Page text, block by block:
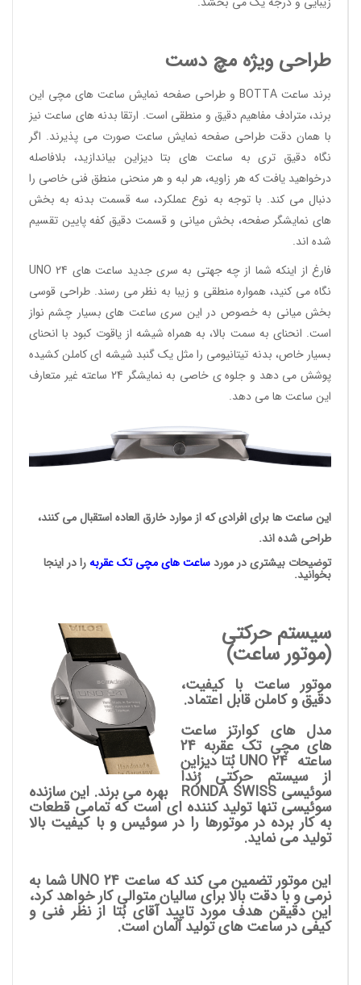
طراحی ویژه مچ دست
برند ساعت BOTTA و طراحی صفحه نمایش ساعت های مچی این
برند، مترادف مفاهیم دقیق و منطقی است. ارتقا بدنه های ساعت نیز
با همان دقت طراحی صفحه نمایش ساعت صورت می پذیرند. اگر
نگاه دقیق تری به ساعت های بتا دیزاین بیاندازید، بلافاصله
درخواهید یافت که هر زاویه، هر لبه و هر منحنی منطق فنی خاصی را
دنبال می کند. با توجه به نوع عملکرد، سه قسمت بدنه به بخش
های نمایشگر صفحه، بخش میانی و قسمت دقیق کفه پایین تقسیم
شده اند.
فارغ از اینکه شما از چه جهتی به سری جدید ساعت های UNO 24
نگاه می کنید، همواره منطقی و زیبا به نظر می رسند. طراحی قوسی
بخش میانی به خصوص در این سری ساعت های بسیار چشم نواز
است. انحنای به سمت بالا، به همراه شیشه از یاقوت کبود با انحنای
بسیار خاص، بدنه تیتانیومی را مثل یک گنبد شیشه ای کاملن کشیده
پوشش می دهد و جلوه ی خاصی به نمایشگر 24 ساعته غیر متعارف
این ساعت ها می دهد.
این ساعت ها برای افرادی که از موارد خارق العاده استقبال می کنند،
طراحی شده اند.
توضیحات بیشتری در موردساعت های مچی تک عقربهرا در اینجا
بخوانید.
سیستم حرکتی
(موتور ساعت)
موتور ساعت با کیفیت،
دقیق و کاملن قابل اعتماد.
مدل های کوارتز ساعت
های مچی تک عقربه 24
ساعته UNO 24 بُتا دیزاین
از سیستم حرکتی رُندا
سوئیسی RONDA SWISS بهره می برند. این سازنده
سوئیسی تنها تولید کننده ای است که تمامی قطعات
به کار برده در موتورها را در سوئیس و با کیفیت بالا
تولید می نماید.
این موتور تضمین می کند که ساعت UNO 24 شما به
نرمی و با دقت بالا برای سالیان متوالی کار خواهد کرد،
این دقیقن هدف مورد تایید آقای بُتا از نظر فنی و
کیفی در ساعت های تولید آلمان است.